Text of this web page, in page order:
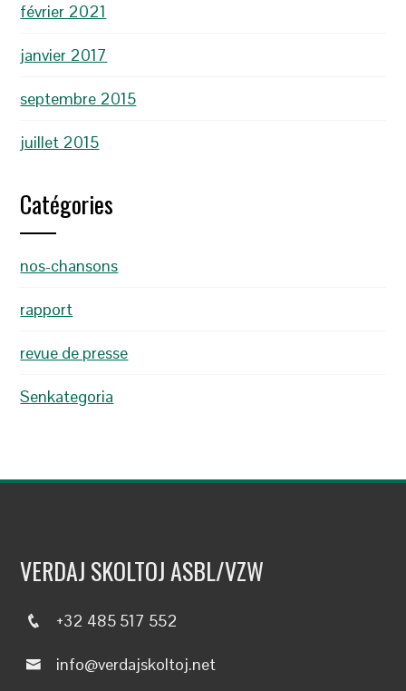
février 2021
janvier 2017
septembre 2015
juillet 2015
Catégories
nos-chansons
rapport
revue de presse
Senkategoria
VERDAJ SKOLTOJ ASBL/VZW
+32 485 517 552
info@verdajskoltoj.net